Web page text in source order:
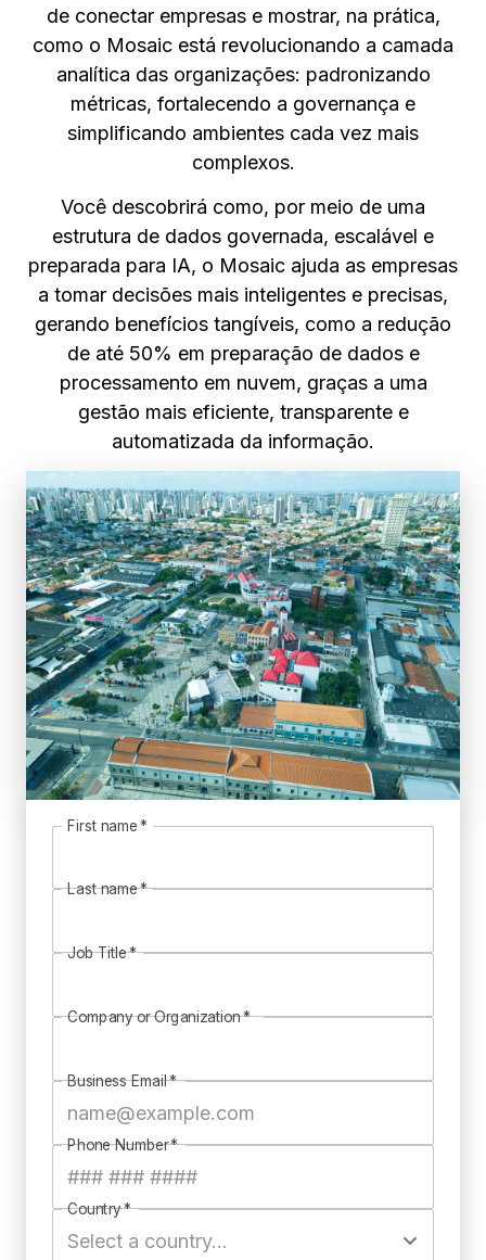
de conectar empresas e mostrar, na prática,
como o Mosaic está revolucionando a camada
analítica das organizações: padronizando
métricas, fortalecendo a governança e
simplificando ambientes cada vez mais
complexos.
Você descobrirá como, por meio de uma
estrutura de dados governada, escalável e
preparada para IA, o Mosaic ajuda as empresas
a tomar decisões mais inteligentes e precisas,
gerando benefícios tangíveis, como a redução
de até 50% em preparação de dados e
processamento em nuvem, graças a uma
gestão mais eficiente, transparente e
automatizada da informação.
First name*
Last name*
Job Title*
Company or Organization*
Business Email*
Phone Number*
Country*